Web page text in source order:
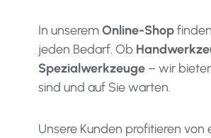
In unseremOnline-Shopfinden
jeden Bedarf. Ob
Spezialwerkzeuge – wir
sind und auf Sie warten.
Unsere Kunden profitieren von